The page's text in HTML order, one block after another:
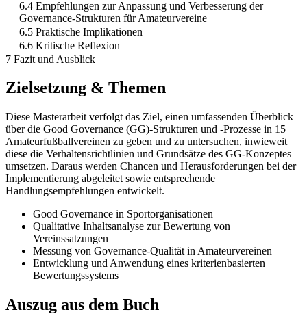
6.4 Empfehlungen zur Anpassung und Verbesserung der
Governance-Strukturen für Amateurvereine
6.5 Praktische Implikationen
6.6 Kritische Reflexion
7 Fazit und Ausblick
Zielsetzung & Themen
Diese Masterarbeit verfolgt das Ziel, einen umfassenden Überblick
über die Good Governance (GG)-Strukturen und -Prozesse in 15
Amateurfußballvereinen zu geben und zu untersuchen, inwieweit
diese die Verhaltensrichtlinien und Grundsätze des GG-Konzeptes
umsetzen. Daraus werden Chancen und Herausforderungen bei der
Implementierung abgeleitet sowie entsprechende
Handlungsempfehlungen entwickelt.
Good Governance in Sportorganisationen
Qualitative Inhaltsanalyse zur Bewertung von
Vereinssatzungen
Messung von Governance-Qualität in Amateurvereinen
Entwicklung und Anwendung eines kriterienbasierten
Bewertungssystems
Auszug aus dem Buch